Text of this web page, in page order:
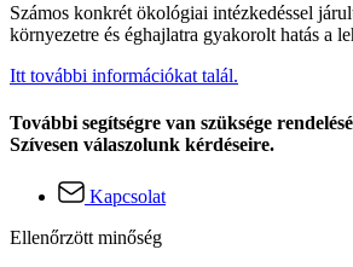
Számos konkrét ökológiai intézkedéssel
környezetre és éghajlatra gyakorolt hatás a
Itt további információkat talál.
További segítségre van szüksége
Szívesen válaszolunk kérdéseire.
Kapcsolat
Ellenőrzött minőség